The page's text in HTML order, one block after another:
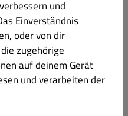
und Mozarella-käse
und
Einverständnis
oder von dir
zugehörige
auf deinem Gerät
und verarbeiten der